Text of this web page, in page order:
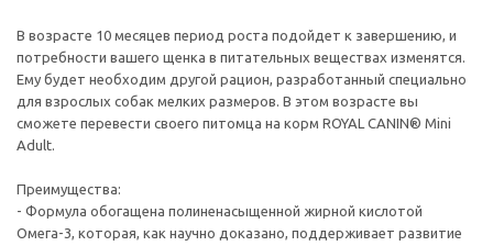
В возрасте 10 месяцев период роста подойдет к завершению, и
потребности вашего щенка в питательных веществах изменятся.
Ему будет необходим другой рацион, разработанный специально
для взрослых собак мелких размеров. В этом возрасте вы
сможете перевести своего питомца на корм ROYAL CANIN® Mini
Adult.
Преимущества:
- Формула обогащена полиненасыщенной жирной кислотой
Омега-3, которая, как научно доказано, поддерживает развитие